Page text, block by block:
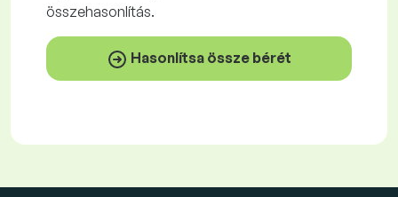
összehasonlítás.
Hasonlítsa össze bérét